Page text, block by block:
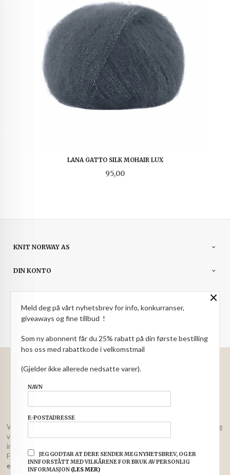
LANA GATTO SILK MOHAIR LUX
Pris
95,00
KNIT NORWAY AS
DIN KONTO
NYHETSBREV
PARTNERE
Valuta
FRAKT
Vår nettbutikk bruker cookies slik at du får en bedre kjøpsopplevelse og
vi kan yte deg bedre service. Vi bruker cookies hovedsaklig til å lagre
innloggingsdetaljer og huske hva du har puttet i handlekurven din.
Fortsett å bruke siden som normalt om du godtar dette.Les mer
endre innstillinger for cookies.
×
Meld deg på vårt nyhetsbrev for info, konkurranser,
giveaways og fine tillbud !
Som ny abonnent får du 25% rabatt på din første bestilling
hos oss med rabattkode i velkomstmail
(Gjelder ikke allerede nedsatte varer).
NAVN
E-POSTADRESSE
JEG GODTAR AT DERE SENDER MEG NYHETSBREV, OG ER
INNFORSTÅTT MED VILKÅRENE FOR BRUK AV PERSONLIG
INFORMASJON (LES MER)